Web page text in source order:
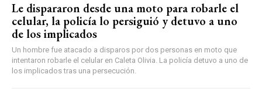
Le dispararon desde una moto para robarle el
celular, la policía lo persiguió y detuvo a uno
de los implicados
Un hombre fue atacado a disparos por dos personas en moto que
intentaron robarle el celular en Caleta Olivia. La policía detuvo a uno de
los implicados tras una persecución.